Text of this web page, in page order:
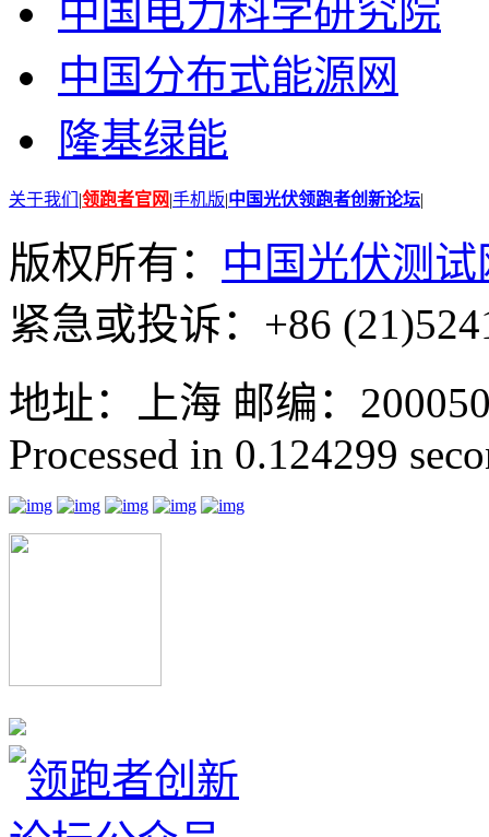
中国电力科学研究院
中国分布式能源网
隆基绿能
关于我们 |领跑者官网|手机版|中国光伏领跑者创新论坛|
版权所有： 中国光伏测试
紧急或投诉：+86
地址：上海 邮编：
Processed in 0.124299